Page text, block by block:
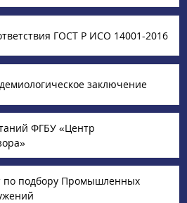
ГОСТ Р ИСО 14001-2016
заключение
ФГБУ «Центр
по подбору Промышленных